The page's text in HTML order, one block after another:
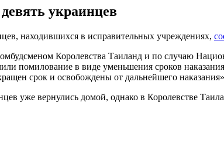
украинцев
находившихся в исправительных учреждениях,
омбудсменом Королевства Таиланд и по случаю
помилование в виде уменьшения сроков
срок и освобождены от дальнейшего
уже вернулись домой, однако в Королевстве